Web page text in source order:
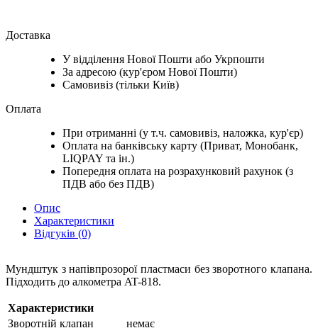
Доставка
У відділення Нової Пошти або Укрпошти
За адресою (кур'єром Нової Пошти)
Самовивіз (тільки Київ)
Оплата
При отриманні (у т.ч. самовивіз, наложка, кур'єр)
Оплата на банківську карту (Приват, Монобанк,
LIQPAY та ін.)
Попередня оплата на розрахунковий рахунок (з
ПДВ або без ПДВ)
Опис
Характеристики
Відгуків (0)
Мундштук з напівпрозорої пластмаси без зворотного клапана.
Підходить до алкометра AT-818.
Характеристики
Зворотній клапан
немає